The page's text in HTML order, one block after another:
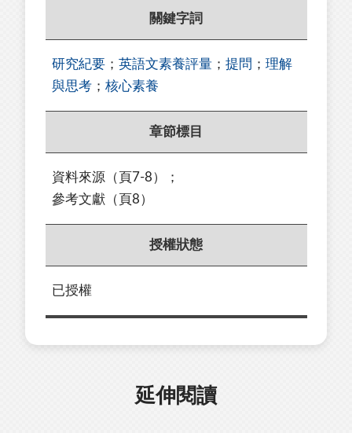
關鍵字詞
研究紀要 ； 英語文素養評量 ； 提問 ； 理解
與思考 ； 核心素養
章節標目
資料來源（頁7-8）；
參考文獻（頁8）
授權狀態
已授權
延伸閱讀